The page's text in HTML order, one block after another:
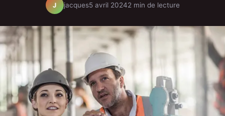
J jacques5 avril 20242 min de lecture